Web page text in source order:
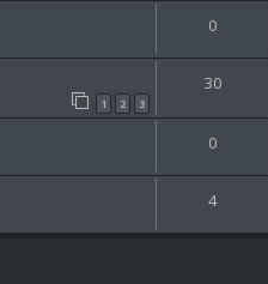
0
1 2 3
30
0
4